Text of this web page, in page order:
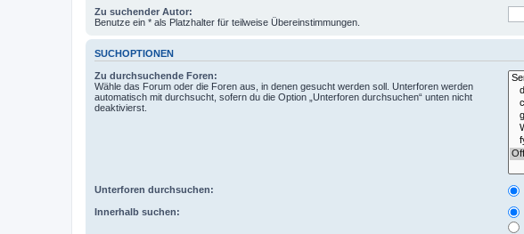
Zu suchender Autor:
Benutze ein * als Platzhalter für teilweise Übereinstimmungen.
SUCHOPTIONEN
Zu durchsuchende Foren:
Wähle das Forum oder die Foren aus, in denen gesucht werden soll. Unterforen werden
automatisch mit durchsucht, sofern du die Option „Unterforen durchsuchen“ unten nicht
deaktivierst.
Unterforen durchsuchen:
Innerhalb suchen: